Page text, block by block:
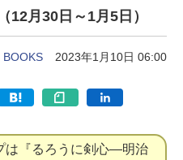
12月30日～1月5日）
BOOKS 2023年1月10日 06:00
は『るろうに剣心―明治